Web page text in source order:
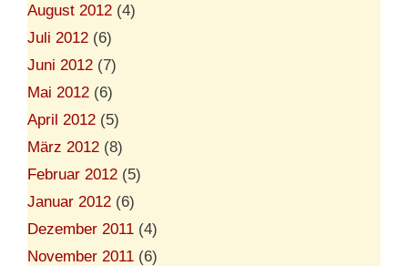
August 2012 (4)
Juli 2012 (6)
Juni 2012 (7)
Mai 2012 (6)
April 2012 (5)
März 2012 (8)
Februar 2012 (5)
Januar 2012 (6)
Dezember 2011 (4)
November 2011 (6)